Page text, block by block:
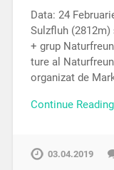
Data: 24
Sulzfluh
+ grup
ture al
organizat de
Continue
03.04.2019